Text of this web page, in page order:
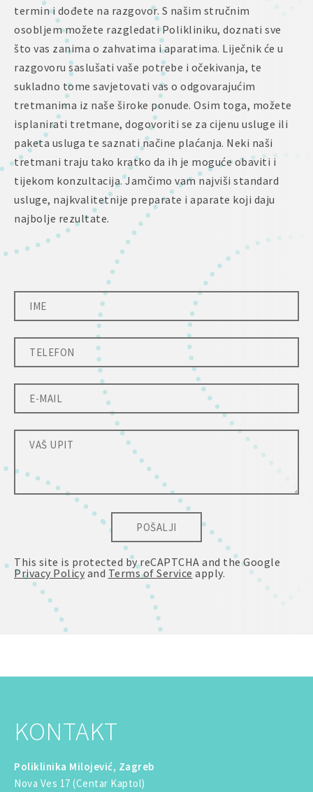
termin i dođete na razgovor. S našim stručnim
osobljem možete razgledati Polikliniku, doznati sve
što vas zanima o zahvatima i aparatima. Liječnik će u
razgovoru saslušati vaše potrebe i očekivanja, te
sukladno tome savjetovati vas o odgovarajućim
tretmanima iz naše široke ponude. Osim toga, možete
isplanirati tretmane, dogovoriti se za cijenu usluge ili
paketa usluga te saznati načine plaćanja. Neki naši
tretmani traju tako kratko da ih je moguće obaviti i
tijekom konzultacija. Jamčimo vam najviši standard
usluge, najkvalitetnije preparate i aparate koji daju
najbolje rezultate.
POŠALJI
This site is protected by reCAPTCHA and the Google
Privacy Policy and Terms of Service apply.
KONTAKT
Poliklinika Milojević, Zagreb
Nova Ves 17 (Centar Kaptol)